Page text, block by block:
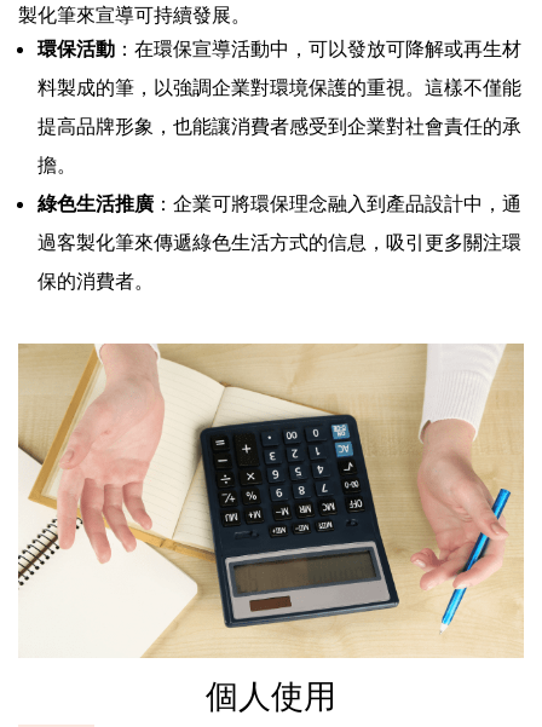
製化筆來宣導可持續發展。
環保活動 ：在環保宣導活動中，可以發放可降解或再生材
料製成的筆，以強調企業對環境保護的重視。這樣不僅能
提高品牌形象，也能讓消費者感受到企業對社會責任的承
擔。
綠色生活推廣 ：企業可將環保理念融入到產品設計中，通
過客製化筆來傳遞綠色生活方式的信息，吸引更多關注環
保的消費者。
個人使用